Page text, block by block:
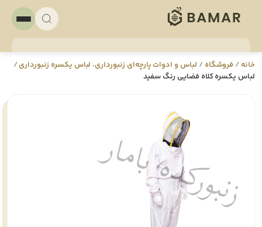
خانه/ فروشگاه/ لباس و ادوات پارچه‌ای زنبورداری، لباس یکسره زنبورداری/
لباس یکسره کلاه فضایی رنگ سفید